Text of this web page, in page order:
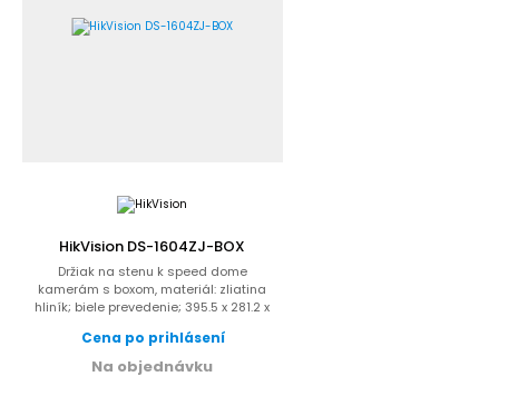
HikVision DS-1604ZJ-BOX
Držiak na stenu k speed dome
kamerám s boxom, materiál: zliatina
hliník; biele prevedenie; 395.5 x 281.2 x
Cena po prihlásení
Na objednávku